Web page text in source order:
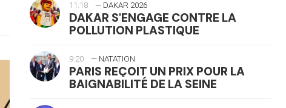
11:18 — DAKAR 2026
DAKAR S'ENGAGE CONTRE LA
POLLUTION PLASTIQUE
9:20 — NATATION
PARIS REÇOIT UN PRIX POUR LA
BAIGNABILITÉ DE LA SEINE